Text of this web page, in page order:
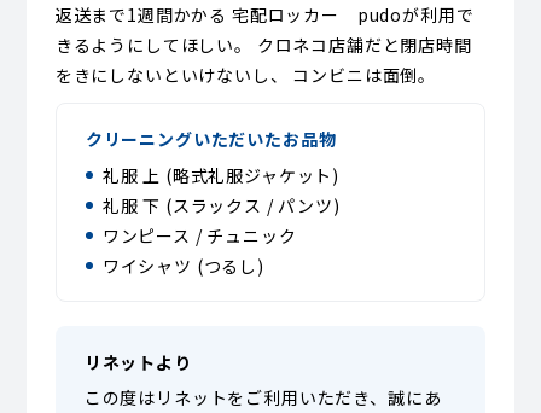
返送まで1週間かかる 宅配ロッカー pudoが利用で
きるようにしてほしい。 クロネコ店舗だと閉店時間
をきにしないといけないし、 コンビニは面倒。
クリーニングいただいたお品物
礼服 上 (略式礼服ジャケット)
礼服 下 (スラックス / パンツ)
ワンピース / チュニック
ワイシャツ (つるし)
リネットより
この度はリネットをご利用いただき、誠にあ